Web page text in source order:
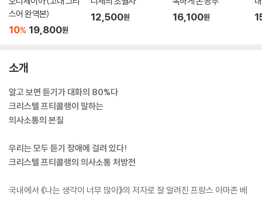
스어 완역본)
10% 19,800원
12,500원 16,100원
소개
알고 보면 듣기가 대화의 80%다
크리스텔 프티콜랭이 말하는
의사소통의 본질
우리는 모두 듣기 장애에 걸려 있다!
크리스텔 프티콜랭의 의사소통 처방전
국내에서 《나는 생각이 너무 많아》의 저자로 잘 알려진 프랑스 아마존 베